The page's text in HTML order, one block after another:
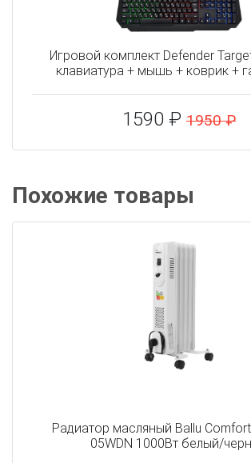
Игровой комплект Defender
клавиатура + мышь + коврик +
1590 ₽ 1950 ₽
Похожие товары
Радиатор масляный Ballu
05WDN 1000Вт белый/